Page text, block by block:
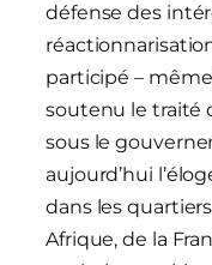
défense des
participé –
soutenu le traité
sous le
aujourd’hui
dans les
Afrique, de la